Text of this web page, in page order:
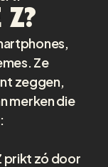
Ze
zeggen,
merken die
prikt zó door